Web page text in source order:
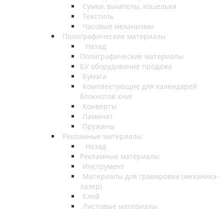
Сумки, вымпелы, кошельки
Текстиль
Часовые механизмы
Полиграфические материалы
Назад
Полиграфические материалы
БУ оборудование продажа
Бумага
Комплектующие для календарей
блокнотов книг
Конверты
Ламинат
Пружины
Рекламные материалы
Назад
Рекламные материалы
Инструмент
Материалы для гравировки (механика-
лазер)
Клей
Листовые материалы